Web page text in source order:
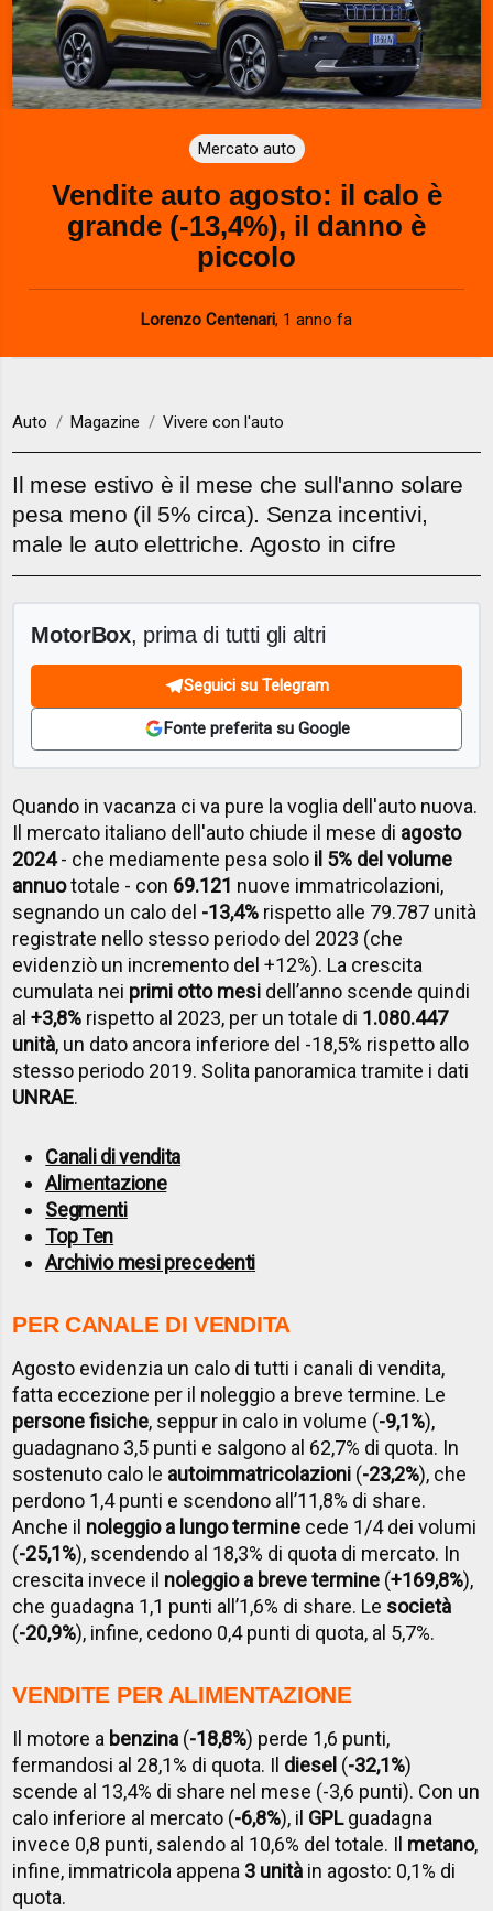
Mercato auto
Vendite auto agosto: il calo è
grande (-13,4%), il danno è
piccolo
Lorenzo Centenari, 1 anno fa
Auto Magazine Vivere con l'auto
Il mese estivo è il mese che sull'anno solare
pesa meno (il 5% circa). Senza incentivi,
male le auto elettriche. Agosto in cifre
MotorBox, prima di tutti gli altri
Seguici su Telegram
Fonte preferita su Google
Quando in vacanza ci va pure la voglia dell'auto nuova.
Il mercato italiano dell'auto chiude il mese di agosto
2024- che mediamente pesa solo il 5% del volume
annuototale - con 69.121 nuove immatricolazioni,
segnando un calo del -13,4% rispetto alle 79.787 unità
registrate nello stesso periodo del 2023 (che
evidenziò un incremento del +12%). La crescita
cumulata nei primi otto mesi dell’anno scende quindi
al+3,8% rispetto al 2023, per un totale di 1.080.447
unità, un dato ancora inferiore del -18,5% rispetto allo
stesso periodo 2019. Solita panoramica tramite i dati
UNRAE.
Canali di vendita
Alimentazione
Segmenti
Top Ten
Archivio mesi precedenti
PER CANALE DI VENDITA
Agosto evidenzia un calo di tutti i canali di vendita,
fatta eccezione per il noleggio a breve termine. Le
persone fisiche, seppur in calo in volume (-9,1%),
guadagnano 3,5 punti e salgono al 62,7% di quota. In
sostenuto calo le autoimmatricolazioni (-23,2%), che
perdono 1,4 punti e scendono all’11,8% di share.
Anche il noleggio a lungo termine cede 1/4 dei volumi
(-25,1%), scendendo al 18,3% di quota di mercato. In
crescita invece il noleggio a breve termine (+169,8%),
che guadagna 1,1 punti all’1,6% di share. Le società
(-20,9%), infine, cedono 0,4 punti di quota, al 5,7%.
VENDITE PER ALIMENTAZIONE
Il motore a benzina (-18,8%) perde 1,6 punti,
fermandosi al 28,1% di quota. Il diesel (-32,1%)
scende al 13,4% di share nel mese (-3,6 punti). Con un
calo inferiore al mercato (-6,8%), il GPLguadagna
invece 0,8 punti, salendo al 10,6% del totale. Il metano,
infine, immatricola appena 3 unità in agosto: 0,1% di
quota.